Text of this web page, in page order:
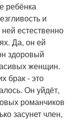
ребёнка
и
естественно
Да, он ей
здоровый
женщин.
брак - это
Он уйдёт,
романчиков
засунет член,